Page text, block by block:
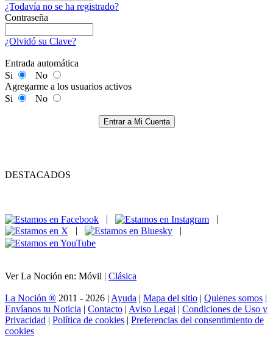
¿Todavía no se ha registrado?
Contraseña
¿Olvidó su Clave?
Entrada automática
Si
No
Agregarme a los usuarios activos
Si
No
Entrar a Mi Cuenta
DESTACADOS
|
|
|
|
Ver La Noción en: Móvil | Clásica
La Noción ® 2011 - 2026 | Ayuda | Mapa del sitio | Quienes somos |
Envíanos tu Noticia | Contacto | Aviso Legal | Condiciones de Uso y
Privacidad | Política de cookies | Preferencias del consentimiento de
cookies